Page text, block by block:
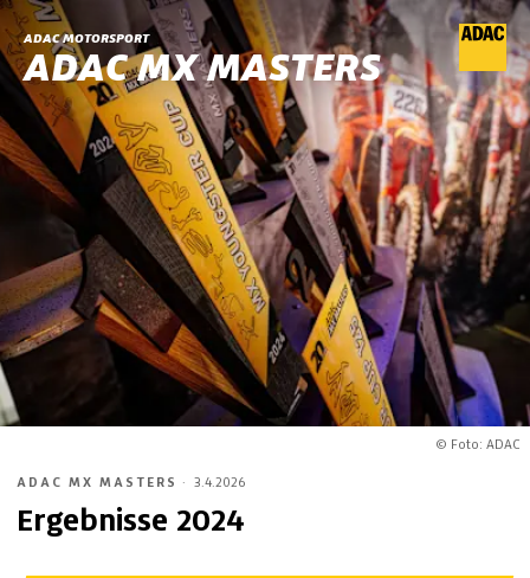
ADAC MOTORSPORT
ADAC MX MASTERS
© Foto: ADAC
ADAC MX MASTERS · 3.4.2026
Ergebnisse 2024